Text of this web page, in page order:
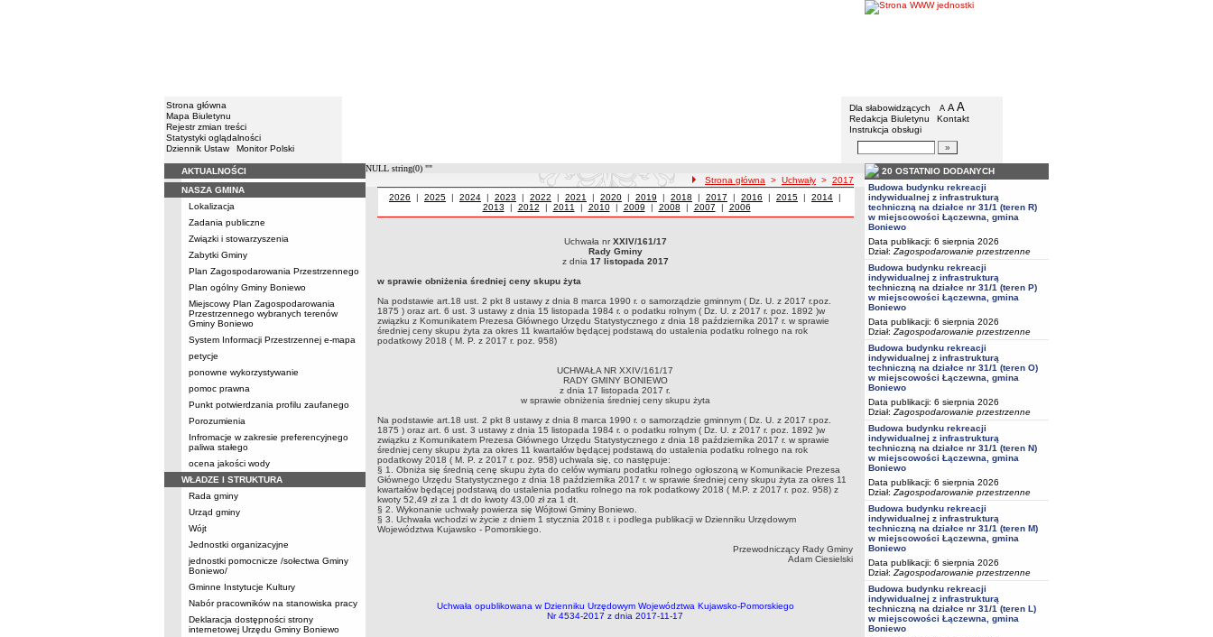
Strona główna
Mapa Biuletynu
Rejestr zmian treści
Statystyki oglądalności
Dziennik Ustaw
Monitor Polski
Urząd Gminy w Boniewie
Menu dodatkowe
Dla słabowidzących A pomniejsz czcionkę
A standardowy rozmiar czcionki
A
Redakcja Biuletynu
Kontakt
Instrukcja obsługi
Wyszukiwarka artykułów
Menu
AKTUALNOŚCI
NASZA GMINA
Lokalizacja
Zadania publiczne
Związki i stowarzyszenia
Zabytki Gminy
Plan Zagospodarowania Przestrzennego
Plan ogólny Gminy Boniewo
Miejscowy Plan Zagospodarowania
Przestrzennego wybranych terenów
Gminy Boniewo
System Informacji Przestrzennej e-mapa
petycje
ponowne wykorzystywanie
pomoc prawna
Punkt potwierdzania profilu zaufanego
Porozumienia
Infromacje w zakresie preferencyjnego
paliwa stałego
ocena jakości wody
WŁADZE I STRUKTURA
Rada gminy
Urząd gminy
Wójt
Jednostki organizacyjne
jednostki pomocnicze /sołectwa Gminy
Boniewo/
Gminne Instytucje Kultury
Nabór pracowników na stanowiska pracy
Deklaracja dostępności strony
internetowej Urzędu Gminy Boniewo
NULL string(0) ""
ścieżka nawigacji
Strona główna > Uchwały > 2017
Uchwały z roku
2026 | Uchwały z roku
2025 | Uchwały z roku
2024 | Uchwały z roku
2023 | Uchwały z roku
2022 | Uchwały z roku
2021 | Uchwały z roku
2020 | Uchwały z roku
2019 | Uchwały z roku
2018 | Uchwały z roku
2017 | Uchwały z roku
2016 | Uchwały z roku
2015 | Uchwały z roku
2014 |
Uchwały z roku
2013 | Uchwały z roku
2012 | Uchwały z roku
2011 | Uchwały z roku
2010| Uchwały z roku
2009 | Uchwały z roku
2008 | Uchwały z roku
2007 | Uchwały z roku
2006
Uchwała nr XXIV/161/17Rady Gminy z dnia 17 listopada 2017w sprawie obniżenia średniej ceny skupu żyta Na podstawie art.18 ust. 2 pkt 8 ustawy z dnia 8 marca 1990 r. o
samorządzie gminnym ( Dz. U. z 2017 r.poz. 1875 ) oraz art. 6 ust. 3 ustawy z dnia 15 listopada 1984 r. o podatku rolnym ( Dz. U. z 2017 r. poz. 1892 )w związku z Komunikatem
Prezesa Głównego Urzędu Statystycznego z dnia 18 października 2017 r. w sprawie średniej ceny skupu żyta za okres 11 kwartałów będącej podstawą do ustalenia podatku
rolnego na rok podatkowy 2018 ( M. P. z 2017 r. poz. 958)
Uchwała nrXXIV/161/17
Rady Gminy
z dnia 17 listopada 2017
w sprawie obniżenia średniej ceny skupu żyta
Na podstawie art.18 ust. 2 pkt 8 ustawy z dnia 8 marca 1990 r. o samorządzie gminnym ( Dz. U. z 2017 r.poz.
1875 ) oraz art. 6 ust. 3 ustawy z dnia 15 listopada 1984 r. o podatku rolnym ( Dz. U. z 2017 r. poz. 1892 )w
związku z Komunikatem Prezesa Głównego Urzędu Statystycznego z dnia 18 października 2017 r. w sprawie
średniej ceny skupu żyta za okres 11 kwartałów będącej podstawą do ustalenia podatku rolnego na rok
podatkowy 2018 ( M. P. z 2017 r. poz. 958)
UCHWAŁA NR XXIV/161/17
RADY GMINY BONIEWO
z dnia 17 listopada 2017 r.
w sprawie obniżenia średniej ceny skupu żyta
Na podstawie art.18 ust. 2 pkt 8 ustawy z dnia 8 marca 1990 r. o samorządzie gminnym ( Dz. U. z 2017 r.poz.
1875 ) oraz art. 6 ust. 3 ustawy z dnia 15 listopada 1984 r. o podatku rolnym ( Dz. U. z 2017 r. poz. 1892 )w
związku z Komunikatem Prezesa Głównego Urzędu Statystycznego z dnia 18 października 2017 r. w sprawie
średniej ceny skupu żyta za okres 11 kwartałów będącej podstawą do ustalenia podatku rolnego na rok
podatkowy 2018 ( M. P. z 2017 r. poz. 958) uchwala się, co następuje:
§ 1. Obniża się średnią cenę skupu żyta do celów wymiaru podatku rolnego ogłoszoną w Komunikacie Prezesa
Głównego Urzędu Statystycznego z dnia 18 października 2017 r. w sprawie średniej ceny skupu żyta za okres 11
kwartałów będącej podstawą do ustalenia podatku rolnego na rok podatkowy 2018 ( M.P. z 2017 r. poz. 958) z
kwoty 52,49 zł za 1 dt do kwoty 43,00 zł za 1 dt.
§ 2. Wykonanie uchwały powierza się Wójtowi Gminy Boniewo.
§ 3. Uchwała wchodzi w życie z dniem 1 stycznia 2018 r. i podlega publikacji w Dzienniku Urzędowym
Województwa Kujawsko - Pomorskiego.
Przewodniczący Rady Gminy
Adam Ciesielski
Uchwała opublikowana w Dzienniku Urzędowym Województwa Kujawsko-Pomorskiego
Nr 4534-2017 z dnia 2017-11-17
20 OSTATNIO DODANYCH
Budowa budynku rekreacji
indywidualnej z infrastrukturą
techniczną na działce nr 31/1 (teren R)
w miejscowości Łączewna, gmina
Boniewo
Data publikacji: 6 sierpnia 2026
Dział: Zagospodarowanie przestrzenne
Budowa budynku rekreacji
indywidualnej z infrastrukturą
techniczną na działce nr 31/1 (teren P)
w miejscowości Łączewna, gmina
Boniewo
Data publikacji: 6 sierpnia 2026
Dział: Zagospodarowanie przestrzenne
Budowa budynku rekreacji
indywidualnej z infrastrukturą
techniczną na działce nr 31/1 (teren O)
w miejscowości Łączewna, gmina
Boniewo
Data publikacji: 6 sierpnia 2026
Dział: Zagospodarowanie przestrzenne
Budowa budynku rekreacji
indywidualnej z infrastrukturą
techniczną na działce nr 31/1 (teren N)
w miejscowości Łączewna, gmina
Boniewo
Data publikacji: 6 sierpnia 2026
Dział: Zagospodarowanie przestrzenne
Budowa budynku rekreacji
indywidualnej z infrastrukturą
techniczną na działce nr 31/1 (teren M)
w miejscowości Łączewna, gmina
Boniewo
Data publikacji: 6 sierpnia 2026
Dział: Zagospodarowanie przestrzenne
Budowa budynku rekreacji
indywidualnej z infrastrukturą
techniczną na działce nr 31/1 (teren L)
w miejscowości Łączewna, gmina
Boniewo